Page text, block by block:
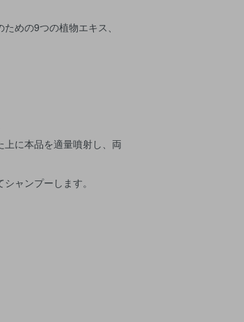
めの9つの植物エキス、
に本品を適量噴射し、両
ャンプーします。